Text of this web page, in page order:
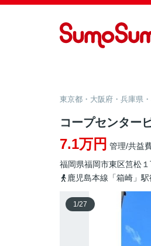
東京都・大阪府・兵庫県
コープセンター
7.1万円 管理/共益
福岡県福岡市東区筥松
鹿児島本線「箱崎」
1/27